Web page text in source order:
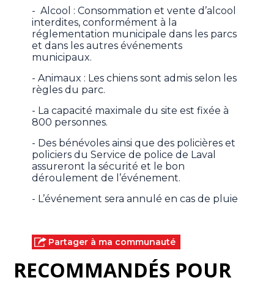
- Alcool : Consommation et vente d’alcool
interdites, conformément à la
réglementation municipale dans les parcs
et dans les autres événements
municipaux.
- Animaux : Les chiens sont admis selon les
règles du parc.
- La capacité maximale du site est fixée à
800 personnes.
- Des bénévoles ainsi que des policières et
policiers du Service de police de Laval
assureront la sécurité et le bon
déroulement de l’événement.
- L’événement sera annulé en cas de pluie
Partager à ma communauté
RECOMMANDÉS POUR